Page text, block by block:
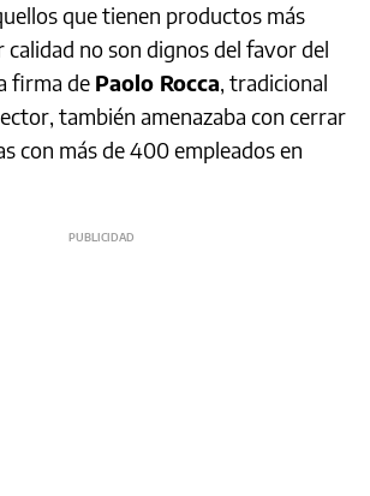
que tienen productos más
calidad no son dignos del favor del
firma de Paolo Rocca, tradicional
también amenazaba con cerrar
con más de 400 empleados en